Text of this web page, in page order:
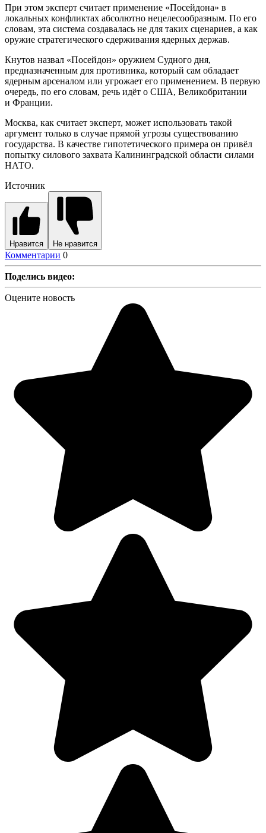
При этом эксперт считает применение «Посейдона» в
локальных конфликтах абсолютно нецелесообразным. По его
словам, эта система создавалась не для таких сценариев, а как
оружие стратегического сдерживания ядерных держав.
Кнутов назвал «Посейдон» оружием Судного дня,
предназначенным для противника, который сам обладает
ядерным арсеналом или угрожает его применением. В первую
очередь, по его словам, речь идёт о США, Великобритании
и Франции.
Москва, как считает эксперт, может использовать такой
аргумент только в случае прямой угрозы существованию
государства. В качестве гипотетического примера он привёл
попытку силового захвата Калининградской области силами
НАТО.
Источник
Нравится Не нравится
Комментарии 0
Поделись видео:
Оцените новость